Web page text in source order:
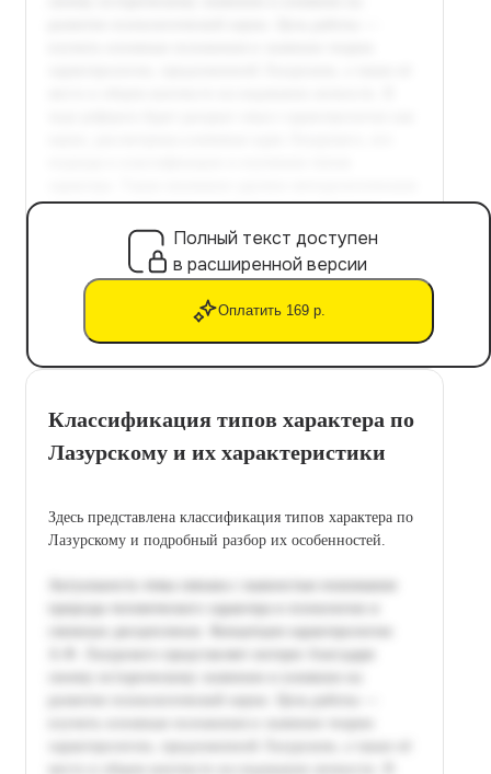
Полный текст доступен
в расширенной версии
Оплатить 169 р.
Классификация типов характера по
Лазурскому и их характеристики
Здесь представлена классификация типов характера по
Лазурскому и подробный разбор их особенностей.